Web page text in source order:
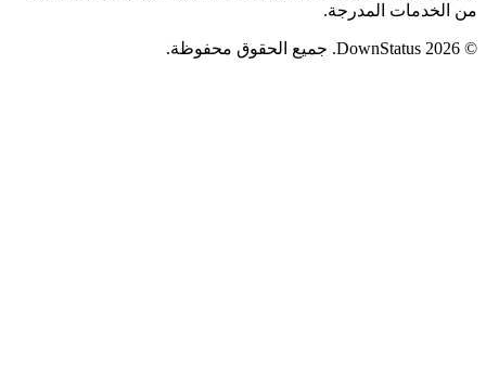
من الخدمات المدرجة.
© 2026 DownStatus. جميع الحقوق محفوظة.